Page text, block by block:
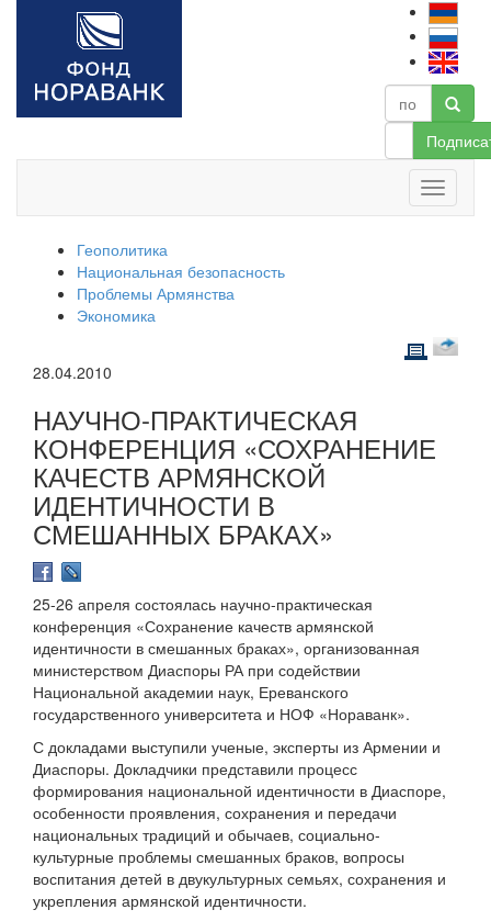
Геополитика
Национальная безопасность
Проблемы Армянства
Экономика
28.04.2010
НАУЧНО-ПРАКТИЧЕСКАЯ
КОНФЕРЕНЦИЯ «СОХРАНЕНИЕ
КАЧЕСТВ АРМЯНСКОЙ
ИДЕНТИЧНОСТИ В
СМЕШАННЫХ БРАКАХ»
25-26 апреля состоялась научно-практическая
конференция «Сохранение качеств армянской
идентичности в смешанных браках», организованная
министерством Диаспоры РА при содействии
Национальной академии наук, Ереванского
государственного университета и НОФ «Нораванк».
С докладами выступили ученые, эксперты из Армении и
Диаспоры. Докладчики представили процесс
формирования национальной идентичности в Диаспоре,
особенности проявления, сохранения и передачи
национальных традиций и обычаев, социально-
культурные проблемы смешанных браков, вопросы
воспитания детей в двукультурных семьях, сохранения и
укрепления армянской идентичности.